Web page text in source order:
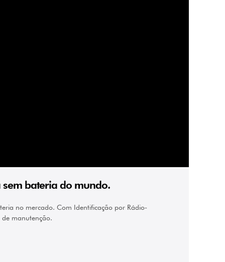
sem bateria do mundo.
no mercado. Com Identificação por Rádio-
de manutenção.